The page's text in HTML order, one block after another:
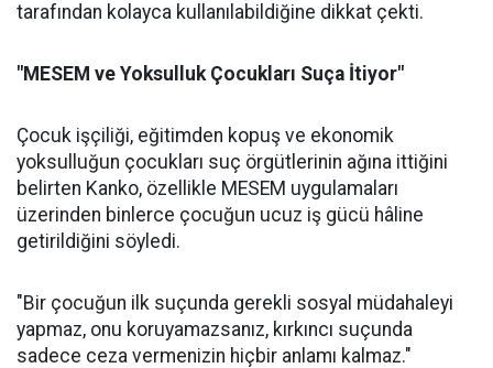
tarafından kolayca kullanılabildiğine dikkat çekti.
"MESEM ve Yoksulluk Çocukları Suça İtiyor"
Çocuk işçiliği, eğitimden kopuş ve ekonomik
yoksulluğun çocukları suç örgütlerinin ağına ittiğini
belirten Kanko, özellikle MESEM uygulamaları
üzerinden binlerce çocuğun ucuz iş gücü hâline
getirildiğini söyledi.
"Bir çocuğun ilk suçunda gerekli sosyal müdahaleyi
yapmaz, onu koruyamazsanız, kırkıncı suçunda
sadece ceza vermenizin hiçbir anlamı kalmaz."